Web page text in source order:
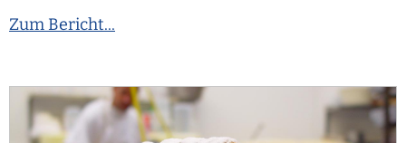
Zum Bericht...